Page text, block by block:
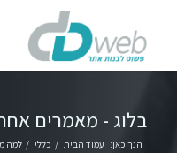
בלוג - מאמרים
הנך כאן: עמוד הבית / כללי / למה